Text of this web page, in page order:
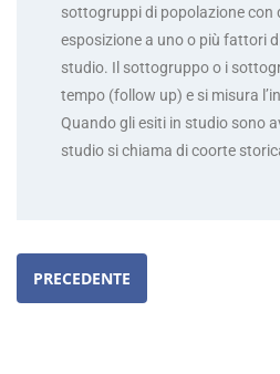
sottogruppi di popolazione con
esposizione a uno o più fattori
studio. Il sottogruppo o i
tempo (follow up) e si misura
Quando gli esiti in studio sono
studio si chiama di coorte
PRECEDENTE